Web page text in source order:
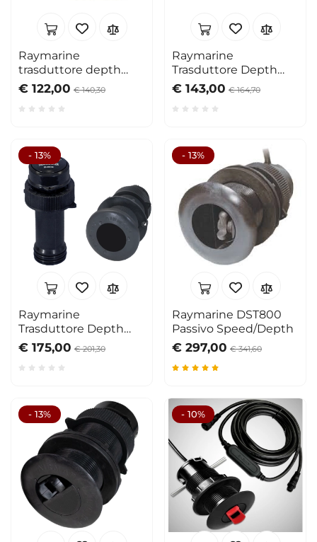
Raymarine
trasduttore depth
short serie i40 o ST40
€ 122,00 € 140,30
Raymarine
Trasduttore Depth
P319 passante plastica
€ 143,00 € 164,70
- 13%
Raymarine
Trasduttore Depth
passante plastica
estraibile
€ 175,00 € 201,30
- 13%
Raymarine DST800
Passivo Speed/Depth
€ 297,00 € 341,60
- 13% - 10%